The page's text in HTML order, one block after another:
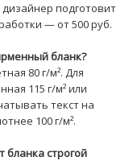
подготовит
— от 500 руб.
бланк?
80 г/м². Для
115 г/м² или
текст на
100 г/м².
строгой